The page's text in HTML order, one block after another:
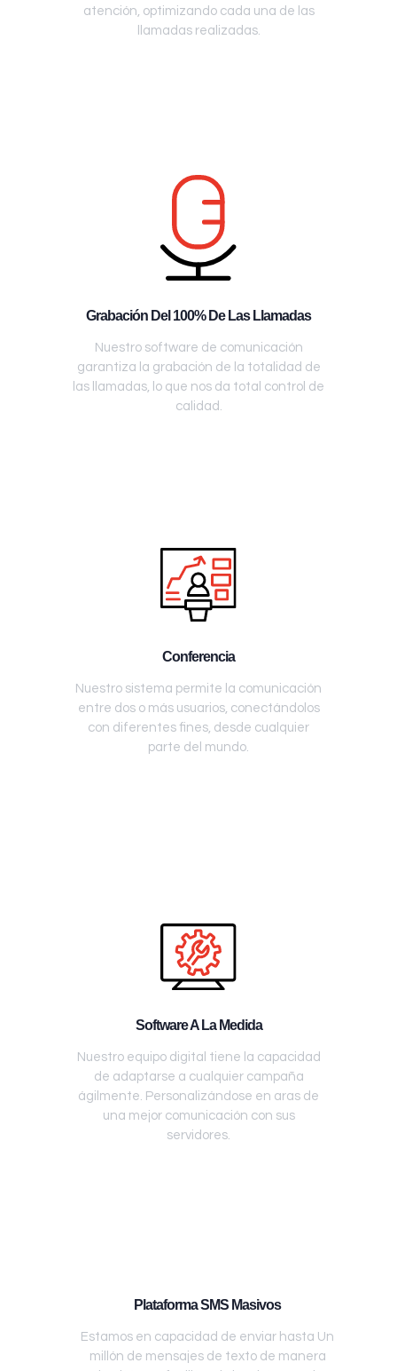
atención, optimizando cada una de las
llamadas realizadas.
Grabación Del 100% De Las Llamadas
Nuestro software de comunicación
garantiza la grabación de la totalidad de
las llamadas, lo que nos da total control de
calidad.
Conferencia
Nuestro sistema permite la comunicación
entre dos o más usuarios, conectándolos
con diferentes fines, desde cualquier
parte del mundo.
Software A La Medida
Nuestro equipo digital tiene la capacidad
de adaptarse a cualquier campaña
ágilmente. Personalizándose en aras de
una mejor comunicación con sus
servidores.
Plataforma SMS Masivos
Estamos en capacidad de enviar hasta Un
millón de mensajes de texto de manera